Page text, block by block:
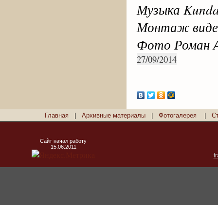
Музыка
Монтаж
Фото Роман
27/09/2014
Главная Архивные материалы Фотогалерея
Сайт начал работу
15.06.2011